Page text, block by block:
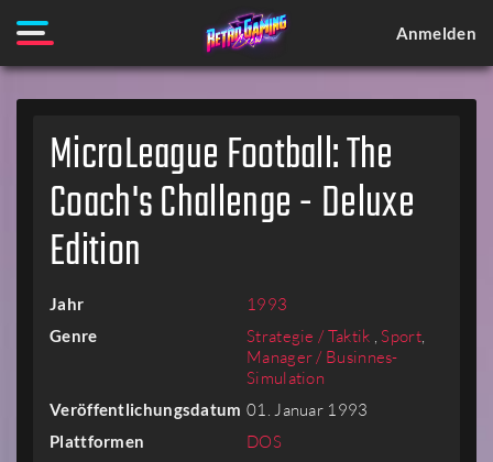
Anmelden
MicroLeague Football: The
Coach's Challenge - Deluxe
Edition
Jahr 1993
Genre Strategie / Taktik ,Sport,
Manager / Businnes-
Simulation
Veröffentlichungsdatum 01. Januar 1993
Plattformen DOS